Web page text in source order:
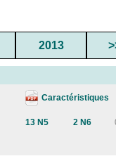
2013
Caractéristiques
13 N5 2 N6